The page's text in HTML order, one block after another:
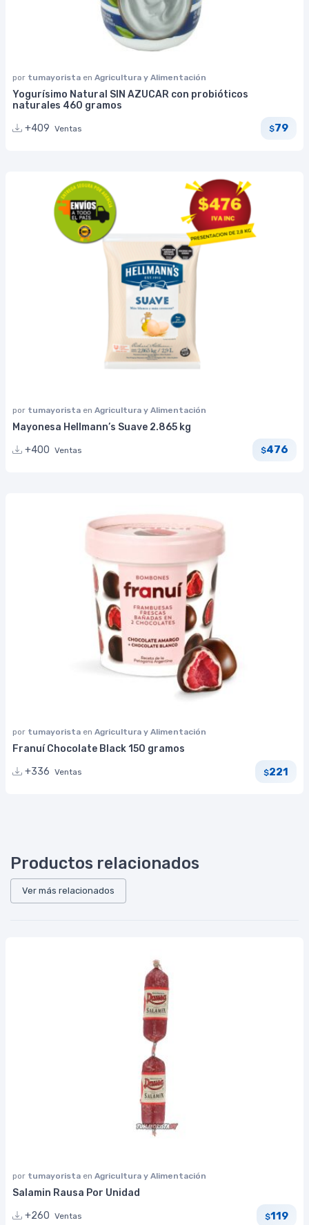
por tumayorista en Agricultura y Alimentación
Yogurísimo Natural SIN AZUCAR con probióticos
naturales 460 gramos
+409 Ventas $79
por tumayorista en Agricultura y Alimentación
Mayonesa Hellmann’s Suave 2.865 kg
+400 Ventas $476
por tumayorista en Agricultura y Alimentación
Franuí Chocolate Black 150 gramos
+336 Ventas $221
Productos relacionados
Ver más relacionados
por tumayorista en Agricultura y Alimentación
Salamin Rausa Por Unidad
+260 Ventas $119